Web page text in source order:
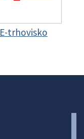
E-trhovisko